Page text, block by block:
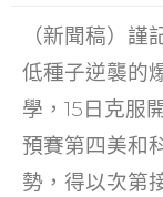
e
b
o
o
k
（新聞稿）
低種子逆襲的
學，15日克服
預賽第四美和
勢，得以次第